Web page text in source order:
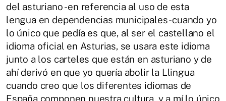
del asturiano -en referencia al uso de esta
lengua en dependencias municipales- cuando yo
lo único que pedía es que, al ser el castellano el
idioma oficial en Asturias, se usara este idioma
junto a los carteles que están en asturiano y de
ahí derivó en que yo quería abolir la Llingua
cuando creo que los diferentes idiomas de
España componen nuestra cultura, y a mí lo único